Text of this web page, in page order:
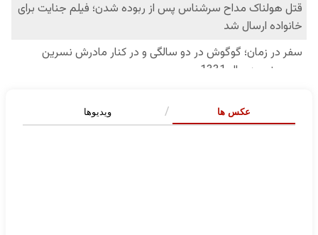
عکس ها ویدیوها